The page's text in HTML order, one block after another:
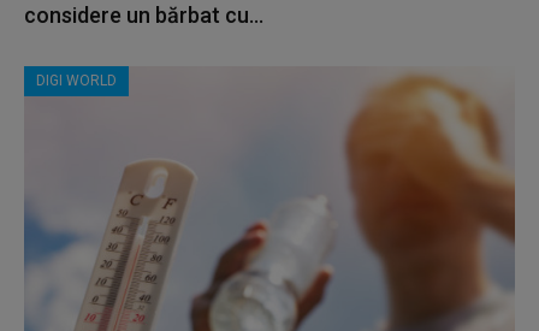
considere un bărbat cu...
DIGI WORLD